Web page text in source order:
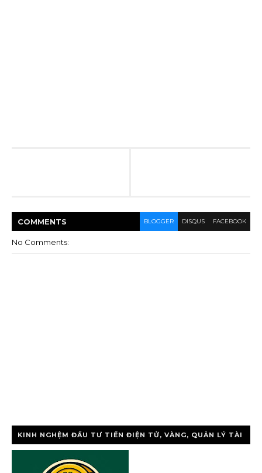
COMMENTS BLOGGER DISQUS FACEBOOK
No Comments:
KINH NGHỆM ĐẦU TƯ TIỀN ĐIỆN TỬ, VÀNG, QUẢN LÝ TÀI